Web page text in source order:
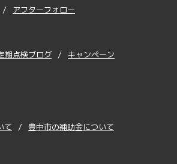
アフターフォロー
期点検ブログ キャンペーン
て 豊中市の補助金について